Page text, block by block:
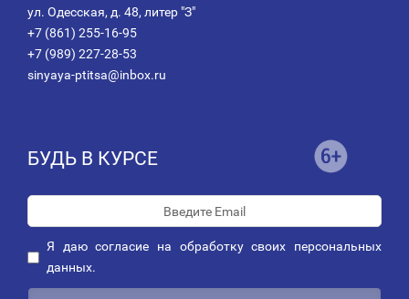
ул. Одесская, д. 48, литер "З"
+7 (861) 255-16-95
+7 (989) 227-28-53
sinyaya-ptitsa@inbox.ru
БУДЬ В КУРСЕ
Я даюсогласие на обработку своих персональных
данных.